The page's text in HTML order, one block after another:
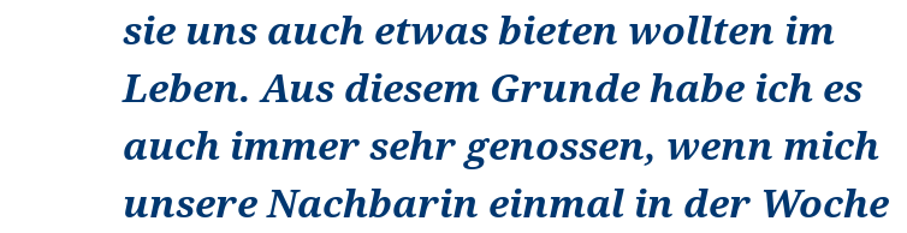
sie uns auch etwas bieten wollten im
Leben. Aus diesem Grunde habe ich es
auch immer sehr genossen, wenn mich
unsere Nachbarin einmal in der Woche